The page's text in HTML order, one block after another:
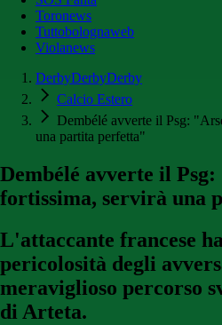
Toronews
Tuttobolognaweb
Violanews
DerbyDerbyDerby
Calcio Estero
Dembélé avverte il Psg:
una partita perfetta"
Dembélé avverte il
fortissima, servirà una
L'attaccante francese
pericolosità degli
meraviglioso percorso
di Arteta.